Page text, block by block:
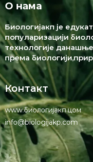
Нотифy ме оф
Нотифy ме оф